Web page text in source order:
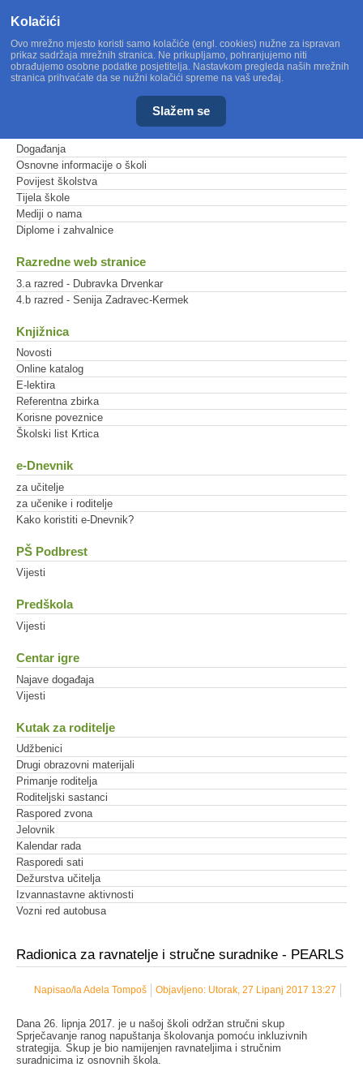
Događanja
Osnovne informacije o školi
Povijest školstva
Tijela škole
Mediji o nama
Diplome i zahvalnice
Razredne web stranice
3.a razred - Dubravka Drvenkar
4.b razred - Senija Zadravec-Kermek
Knjižnica
Novosti
Online katalog
E-lektira
Referentna zbirka
Korisne poveznice
Školski list Krtica
e-Dnevnik
za učitelje
za učenike i roditelje
Kako koristiti e-Dnevnik?
PŠ Podbrest
Vijesti
Predškola
Vijesti
Centar igre
Najave događaja
Vijesti
Kutak za roditelje
Udžbenici
Drugi obrazovni materijali
Primanje roditelja
Roditeljski sastanci
Raspored zvona
Jelovnik
Kalendar rada
Rasporedi sati
Dežurstva učitelja
Izvannastavne aktivnosti
Vozni red autobusa
Radionica za ravnatelje i stručne suradnike - PEARLS
Objavljeno: Utorak, 27 Lipanj 2017 13:27
Napisao/la Adela Tompoš
Dana 26. lipnja 2017. je u našoj školi održan stručni skup
Sprječavanje ranog napuštanja školovanja pomoću inkluzivnih
strategija. Skup je bio namijenjen ravnateljima i stručnim
suradnicima iz osnovnih škola.
Kolačići
Ovo mrežno mjesto koristi samo kolačiće (engl. cookies) nužne za ispravan
prikaz sadržaja mrežnih stranica. Ne prikupljamo, pohranjujemo niti
obrađujemo osobne podatke posjetitelja. Nastavkom pregleda naših mrežnih
stranica prihvaćate da se nužni kolačići spreme na vaš uređaj.
Slažem se